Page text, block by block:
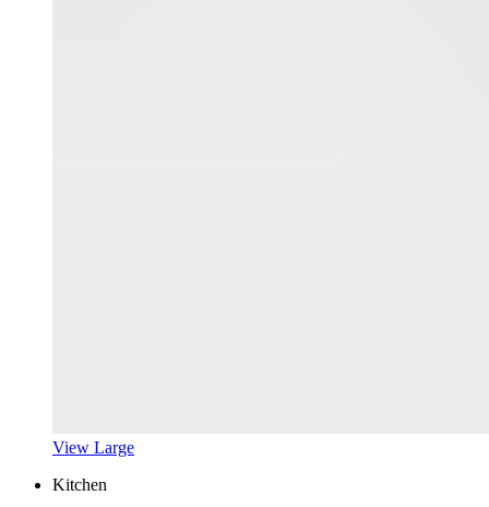
View Large
Kitchen